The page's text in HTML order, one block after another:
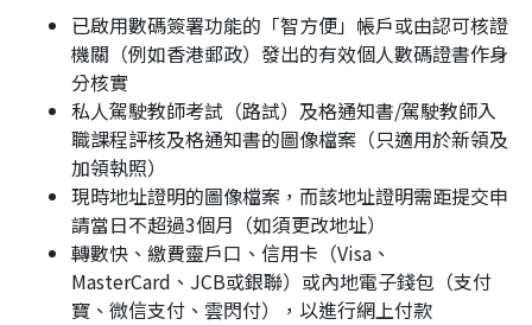
已啟用數碼簽署功能的「智方便」帳戶或由認可核證
機關（例如香港郵政）發出的有效個人數碼證書作身
分核實
私人駕駛教師考試（路試）及格通知書/駕駛教師入
職課程評核及格通知書的圖像檔案（只適用於新領及
加領執照）
現時地址證明的圖像檔案，而該地址證明需距提交申
請當日不超過3個月（如須更改地址）
轉數快、繳費靈戶口、信用卡（Visa、
MasterCard、JCB或銀聯）或內地電子錢包（支付
寶、微信支付、雲閃付），以進行網上付款